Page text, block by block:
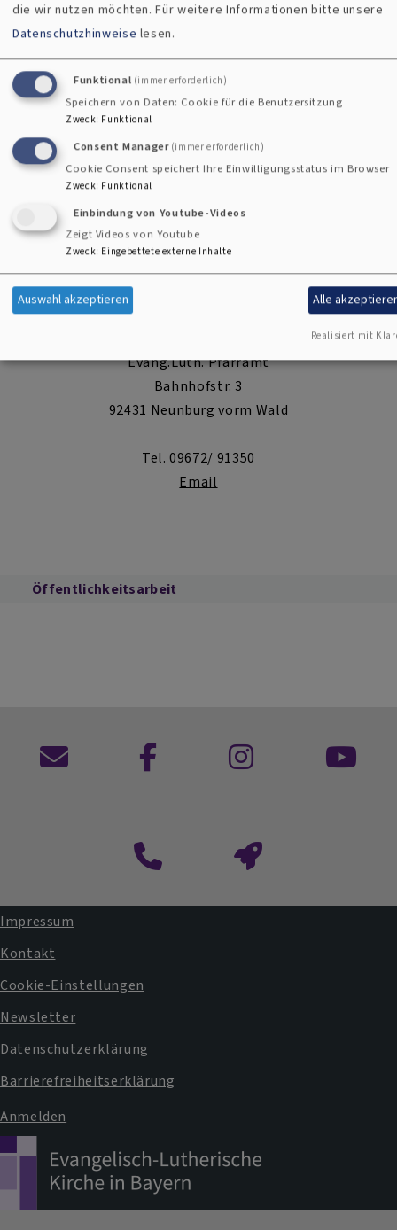
Evang.Luth. Pfarramt
Bahnhofstr. 3
92431 Neunburg vorm Wald
Tel. 09672/ 91350
Email
Öffentlichkeitsarbeit
Kontaktformular
Fußbereichsmenü
Impressum
Kontakt
Cookie-Einstellungen
Newsletter
Datenschutzerklärung
Barrierefreiheitserklärung
Benutzermenü
Anmelden
die wir nutzen möchten.Für weitere Informationen bitte unsere
Datenschutzhinweise lesen.
Funktional (immer erforderlich)
Speichern von Daten: Cookie für die Benutzersitzung
Zweck: Funktional
Consent Manager (immer erforderlich)
Cookie Consent speichert Ihre Einwilligungsstatus im Browser
Zweck: Funktional
Einbindung von Youtube-Videos
Zeigt Videos von Youtube
Zweck: Eingebettete externe Inhalte
Auswahl akzeptieren Alle
Realisiert mit